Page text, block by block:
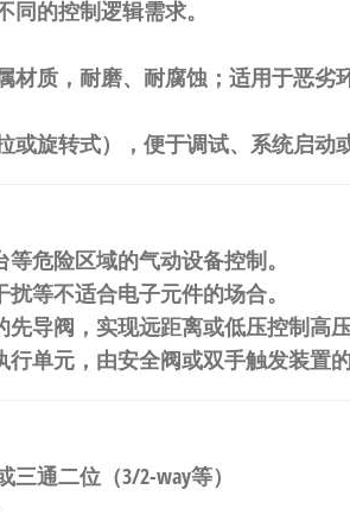
的控制逻辑需求。
材质，耐磨、耐腐蚀；适用于恶劣
旋转式），便于调试、系统启动
危险区域的气动设备控制。
等不适合电子元件的场合。
先导阀，实现远距离或低压控制高压
行单元，由安全阀或双手触发装置
通二位（3/2-way等）